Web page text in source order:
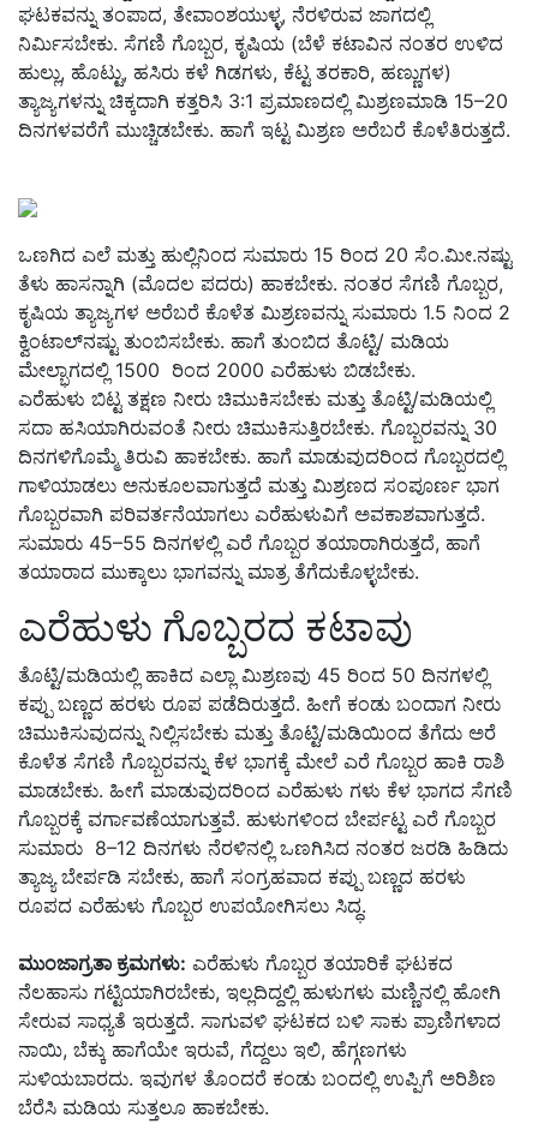
ಘಟಕವನ್ನು ತಂಪಾದ, ತೇವಾಂಶಯುಳ್ಳ, ನೆರಳಿರುವ ಜಾಗದಲ್ಲಿ
ನಿರ್ಮಿಸಬೇಕು. ಸೆಗಣಿ ಗೊಬ್ಬರ, ಕೃಷಿಯ (ಬೆಳೆ ಕಟಾವಿನ ನಂತರ ಉಳಿದ
ಹುಲ್ಲು, ಹೊಟ್ಟು, ಹಸಿರು ಕಳೆ ಗಿಡಗಳು, ಕೆಟ್ಟ ತರಕಾರಿ, ಹಣ್ಣುಗಳ)
ತ್ಯಾಜ್ಯಗಳನ್ನು ಚಿಕ್ಕದಾಗಿ ಕತ್ತರಿಸಿ 3:1 ಪ್ರಮಾಣದಲ್ಲಿ ಮಿಶ್ರಣಮಾಡಿ 15–20
ದಿನಗಳವರೆಗೆ ಮುಚ್ಚಿಡಬೇಕು. ಹಾಗೆ ಇಟ್ಟ ಮಿಶ್ರಣ ಅರೆಬರೆ ಕೊಳೆತಿರುತ್ತದೆ.
ಒಣಗಿದ ಎಲೆ ಮತ್ತು ಹುಲ್ಲಿನಿಂದ ಸುಮಾರು 15 ರಿಂದ 20 ಸೆಂ.ಮೀ.ನಷ್ಟು
ತೆಳು ಹಾಸನ್ನಾಗಿ (ಮೊದಲ ಪದರು) ಹಾಕಬೇಕು. ನಂತರ ಸೆಗಣಿ ಗೊಬ್ಬರ,
ಕೃಷಿಯ ತ್ಯಾಜ್ಯಗಳ ಅರೆಬರೆ ಕೊಳೆತ ಮಿಶ್ರಣವನ್ನು ಸುಮಾರು 1.5 ನಿಂದ 2
ಕ್ವಿಂಟಾಲ್‌ನಷ್ಟು ತುಂಬಿಸಬೇಕು. ಹಾಗೆ ತುಂಬಿದ ತೊಟ್ಟಿ/ ಮಡಿಯ
ಮೇಲ್ಭಾಗದಲ್ಲಿ 1500 ರಿಂದ 2000 ಎರೆಹುಳು ಬಿಡಬೇಕು.
ಎರೆಹುಳು ಬಿಟ್ಟ ತಕ್ಷಣ ನೀರು ಚಿಮುಕಿಸಬೇಕು ಮತ್ತು ತೊಟ್ಟಿ/ಮಡಿಯಲ್ಲಿ
ಸದಾ ಹಸಿಯಾಗಿರುವಂತೆ ನೀರು ಚಿಮುಕಿಸುತ್ತಿರಬೇಕು. ಗೊಬ್ಬರವನ್ನು 30
ದಿನಗಳಿಗೊಮ್ಮೆ ತಿರುವಿ ಹಾಕಬೇಕು. ಹಾಗೆ ಮಾಡುವುದರಿಂದ ಗೊಬ್ಬರದಲ್ಲಿ
ಗಾಳಿಯಾಡಲು ಅನುಕೂಲವಾಗುತ್ತದೆ ಮತ್ತು‌ ಮಿಶ್ರಣದ ಸಂಪೂರ್ಣ ಭಾಗ
ಗೊಬ್ಬರವಾಗಿ ಪರಿವರ್ತನೆಯಾಗಲು ಎರೆಹುಳುವಿಗೆ ಅವಕಾಶವಾಗುತ್ತದೆ.
ಸುಮಾರು 45–55 ದಿನಗಳಲ್ಲಿ ಎರೆ ಗೊಬ್ಬರ ತಯಾರಾಗಿರುತ್ತದೆ, ಹಾಗೆ
ತಯಾರಾದ ಮುಕ್ಕಾಲು ಭಾಗವನ್ನು ಮಾತ್ರ ತೆಗೆದುಕೊಳ್ಳಬೇಕು.
ಎರೆಹುಳು ಗೊಬ್ಬರದ ಕಟಾವು
ತೊಟ್ಟಿ/ಮಡಿಯಲ್ಲಿ ಹಾಕಿದ ಎಲ್ಲಾ ಮಿಶ್ರಣವು 45 ರಿಂದ 50 ದಿನಗಳಲ್ಲಿ
ಕಪ್ಪು ಬಣ್ಣದ ಹರಳು ರೂಪ ಪಡೆದಿರುತ್ತದೆ. ಹೀಗೆ ಕಂಡು ಬಂದಾಗ ನೀರು
ಚಿಮುಕಿಸುವುದನ್ನು ನಿಲ್ಲಿಸಬೇಕು ಮತ್ತು ತೊಟ್ಟಿ/ಮಡಿಯಿಂದ ತೆಗೆದು ಅರೆ
ಕೊಳೆತ ಸೆಗಣಿ ಗೊಬ್ಬರವನ್ನು ಕೆಳ ಭಾಗಕ್ಕೆ ಮೇಲೆ ಎರೆ ಗೊಬ್ಬರ ಹಾಕಿ ರಾಶಿ
ಮಾಡಬೇಕು. ಹೀಗೆ ಮಾಡುವುದರಿಂದ ಎರೆಹುಳು ಗಳು ಕೆಳ ಭಾಗದ ಸೆಗಣಿ
ಗೊಬ್ಬರಕ್ಕೆ ವರ್ಗಾವಣೆಯಾಗುತ್ತವೆ. ಹುಳುಗಳಿಂದ ಬೇರ್ಪಟ್ಟ ಎರೆ ಗೊಬ್ಬರ
ಸುಮಾರು 8–12 ದಿನಗಳು ನೆರಳಿನಲ್ಲಿ ಒಣಗಿಸಿದ ನಂತರ ಜರಡಿ ಹಿಡಿದು
ತ್ಯಾಜ್ಯ ಬೇರ್ಪಡಿ ಸಬೇಕು, ಹಾಗೆ ಸಂಗ್ರಹವಾದ ಕಪ್ಪು ಬಣ್ಣದ ಹರಳು
ರೂಪದ ಎರೆಹುಳು ಗೊಬ್ಬರ ಉಪಯೋಗಿಸಲು ಸಿದ್ಧ.
ಮುಂಜಾಗ್ರತಾ ಕ್ರಮಗಳು: ಎರೆಹುಳು ಗೊಬ್ಬರ ತಯಾರಿಕೆ ಘಟಕದ
ನೆಲಹಾಸು ಗಟ್ಟಿಯಾಗಿರಬೇಕು, ಇಲ್ಲದಿದ್ದಲ್ಲಿ ಹುಳುಗಳು ಮಣ್ಣಿನಲ್ಲಿ ಹೋಗಿ
ಸೇರುವ ಸಾಧ್ಯತೆ ಇರುತ್ತದೆ. ಸಾಗುವಳಿ ಘಟಕದ ಬಳಿ ಸಾಕು ಪ್ರಾಣಿಗಳಾದ
ನಾಯಿ, ಬೆಕ್ಕು ಹಾಗೆಯೇ ಇರುವೆ, ಗೆದ್ದಲು ಇಲಿ, ಹೆಗ್ಗಣಗಳು
ಸುಳಿಯಬಾರದು. ಇವುಗಳ ತೊಂದರೆ ಕಂಡು ಬಂದಲ್ಲಿ ಉಪ್ಪಿಗೆ ಅರಿಶಿಣ
ಬೆರೆಸಿ ಮಡಿಯ ಸುತ್ತಲೂ ಹಾಕಬೇಕು.